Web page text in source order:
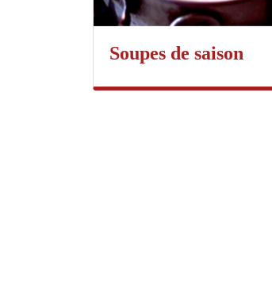
Soupes de saison